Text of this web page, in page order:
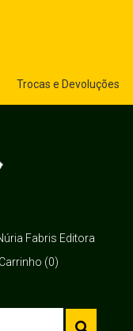
Trocas e Devoluções
Fabris Editora
Carrinho (0)